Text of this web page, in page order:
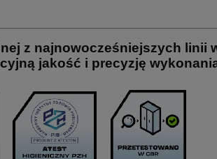
z najnowocześniejszych linii
jakość i precyzję